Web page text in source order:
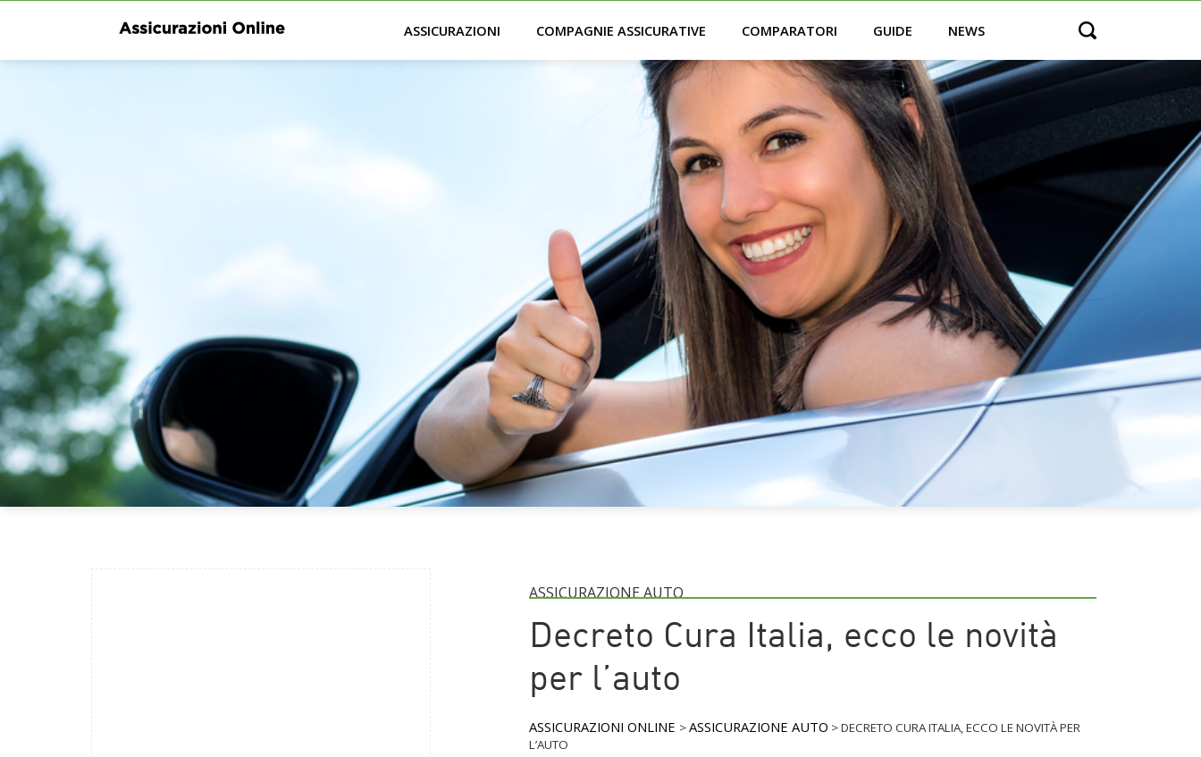
ASSICURAZIONI COMPAGNIE ASSICURATIVE COMPARATORI GUIDE NEWS Open search
ASSICURAZIONE AUTO
Decreto Cura Italia, ecco le novità
per l’auto
ASSICURAZIONI ONLINE >ASSICURAZIONE AUTO >DECRETO CURA ITALIA, ECCO LE NOVITÀ PER
L’AUTO